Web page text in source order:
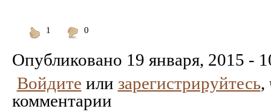
1
0
Опубликовано 19 января, 2015 -
Войдите или зарегистрируйтесь,
комментарии